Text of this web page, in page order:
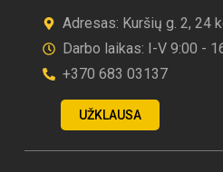
Adresas: Kuršių g. 2, 24
Darbo laikas: I-V 9:00 -
+370 683 03137
UŽKLAUSA